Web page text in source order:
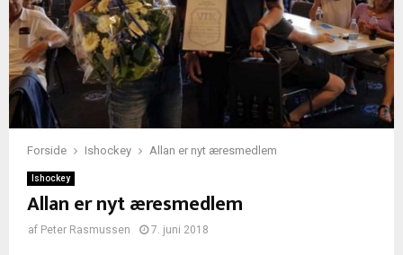
Forside Ishockey Allan er nyt æresmedlem
Ishockey
Allan er nyt æresmedlem
af Peter Rasmussen 7. juni 2018